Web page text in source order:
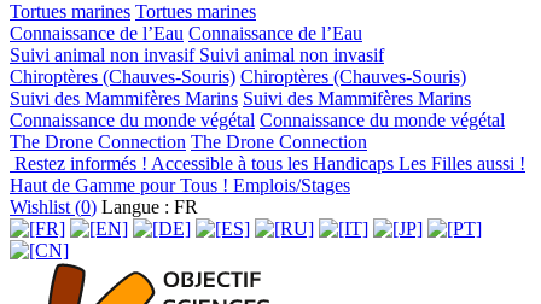
Tortues marines Tortues marines
Connaissance de l’Eau Connaissance de l’Eau
Suivi animal non invasif Suivi animal non invasif
Chiroptères (Chauves-Souris) Chiroptères (Chauves-Souris)
Suivi des Mammifères Marins Suivi des Mammifères Marins
Connaissance du monde végétal Connaissance du monde végétal
The Drone Connection The Drone Connection
Restez informés ! Accessible à tous les Handicaps Les Filles aussi !
Haut de Gamme pour Tous ! Emplois/Stages
Wishlist (0) Langue : FR